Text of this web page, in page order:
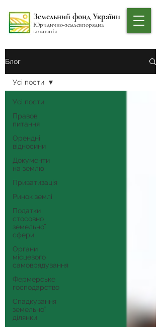
Земельний фонд України
Юридично-землевпорядна
компанія
Блог
Усі пости
Правові
питання
Орендні
відносини
Документи
на землю
Приватизація
Ринок землі
Податки
стосовно
земельної
сфери
Органи
місцевого
самоврядування
Фермерське
господарство
Спадкування
земельної
ділянки
Усі пости